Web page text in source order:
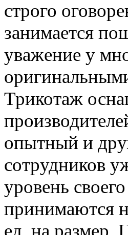
строго
занимается
уважение у
Трикотаж
опытный и
сотрудников
уровень
принимаются
ед. на размер.